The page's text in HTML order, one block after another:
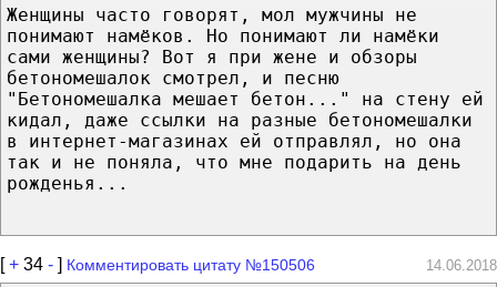
Женщины часто говорят, мол мужчины не
понимают намёков. Но понимают ли намёки
сами женщины? Вот я при жене и обзоры
бетономешалок смотрел, и песню
"Бетономешалка мешает бетон..." на стену ей
кидал, даже ссылки на разные бетономешалки
в интернет-магазинах ей отправлял, но она
так и не поняла, что мне подарить на день
рожденья...
[+ 34 - ] Комментировать цитату №150506 14.06.2018